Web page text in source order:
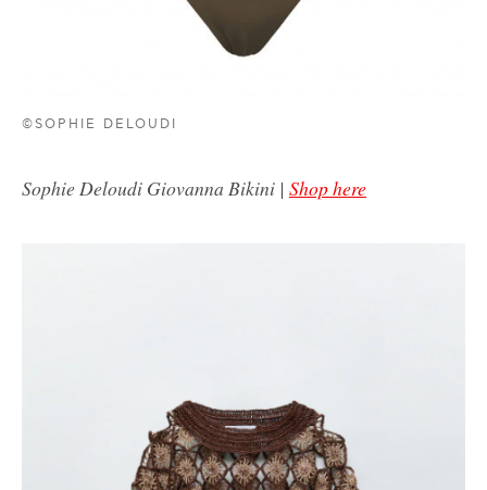
©SOPHIE DELOUDI
Sophie Deloudi Giovanna Bikini | Shop here